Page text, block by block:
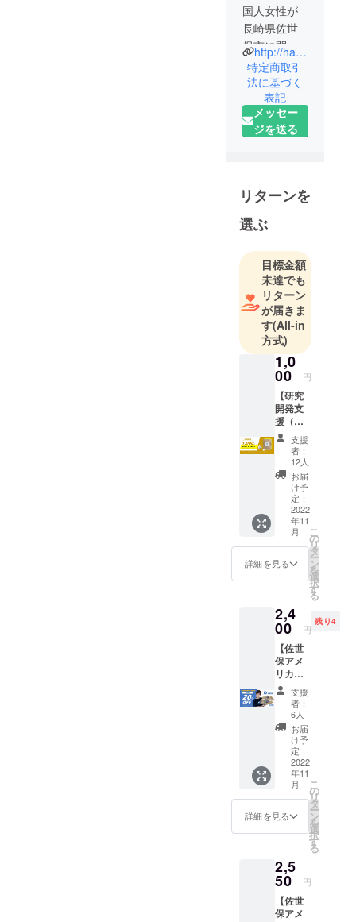
国人女性が
長崎県佐世
保市に開店
したコー
ヒーショッ
プでした
が、コロナ
禍の影響を
営業を停止
し、店舗で
人気の
クスタイル
のベーグル
の製造販売
に業態転換
しました。
・「佐世保
アメリカン
ベーグル」
を全国の
ベーグル
ファンにお
・ベーグル
を流行りで
はなく「日
本の日常
食」にした
負けず、
イートイン
＆テイクア
ウトのコー
ヒーショッ
プからベー
グル製造の
業態転換を
成功させ雇
用を守りた
い！
スタッフ一
想いで頑
張って、早1
年。去年の8
http://happytrails.coffee
特定商取引
法に基づく
表記
メッセー
ジを送る
リターンを
選ぶ
目標金額
未達でも
リターン
が届きま
す(All-in
方式)
1,0
00 円
【研究
開発支
援（お
気持ち
支援）
プラ
ン】 ご
支援い
ただい
た金額
から、
心ばか
りのお
礼
（HTC
オリジ
レンド
の
ティー
パック
コー
ヒー1包
×口数）
CAMPF
IRE手数
料を差
し引い
た全額
が、
ベーグ
ルの研
究開発
す。 ※1
口1,000
円とし
て、
ティー
支援
者：
12人
お届
け予
定：
2022
年11
月
詳細を見る
こ
の
リ
タ
ー
ン
を
選
択
す
る
2,4
00 円
残り4
【佐世
保アメ
リカン
ベーグ
ル】10
個 プ
レーン
個）・
チーズ
個）・
トマト
（2
個）・
ココア
個）・
八女抹
茶ホワ
イト
チョコ
支援
者：
6人
お届
け予
定：
2022
年11
月
詳細を見る
こ
の
リ
タ
ー
ン
を
選
択
す
る
2,5
50 円
【佐世
保アメ